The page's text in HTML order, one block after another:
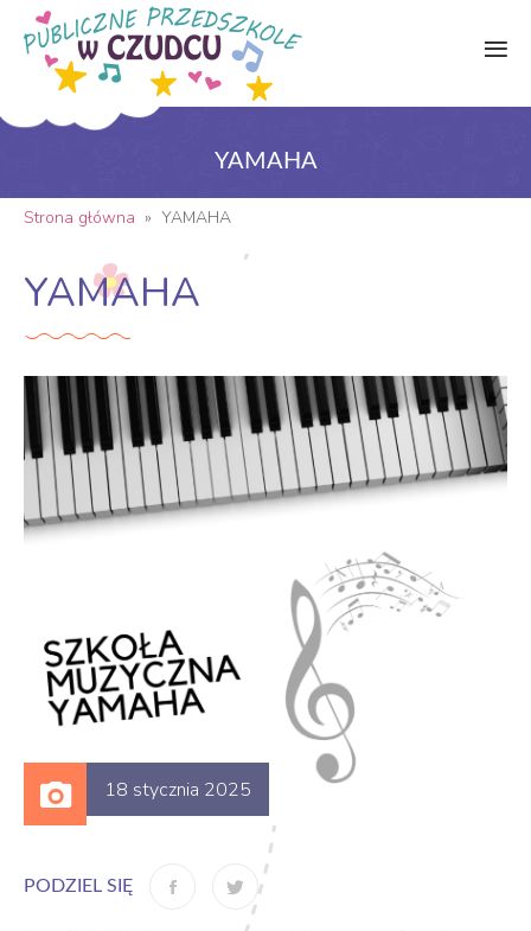
YAMAHA
Strona główna » YAMAHA
YAMAHA
18 stycznia 2025
PODZIEL SIĘ